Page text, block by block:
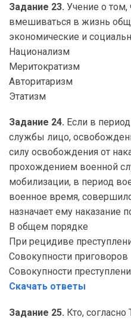
Задание 23. Учение о том,
вмешиваться в жизнь
экономические и
Национализм
Меритократизм
Авторитаризм
Этатизм
Задание 24. Если в
службы лицо,
силу освобождения от
прохождением военной
мобилизации, в период
военное время,
назначает ему наказание
В общем порядке
При рецидиве
Совокупности приговоров
Совокупности
Скачать ответы
Задание 25. Кто,